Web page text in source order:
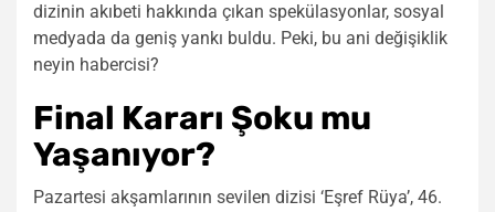
dizinin akıbeti hakkında çıkan spekülasyonlar, sosyal
medyada da geniş yankı buldu. Peki, bu ani değişiklik
neyin habercisi?
Final Kararı Şoku mu
Yaşanıyor?
Pazartesi akşamlarının sevilen dizisi ‘Eşref Rüya’, 46.